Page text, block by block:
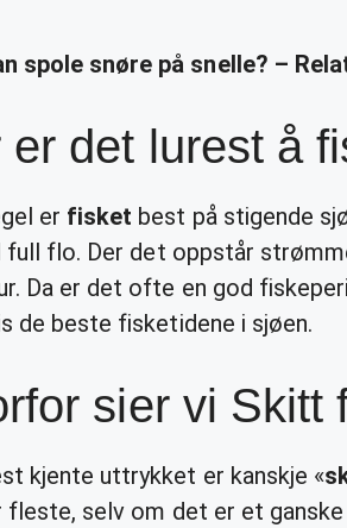
spole snøre på snelle? –
er det lurest å
er fisket best på stigende
flo. Der det oppstår
Da er det ofte en god
de beste fisketidene i sjøen.
sier vi Skitt
kjente uttrykket er kanskje «
fleste, selv om det er et